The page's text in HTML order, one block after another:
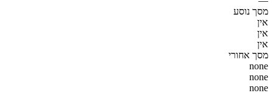
מסך נוסע
אין
אין
אין
מסך אחורי
none
none
none